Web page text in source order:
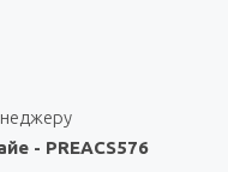
- PREACS576